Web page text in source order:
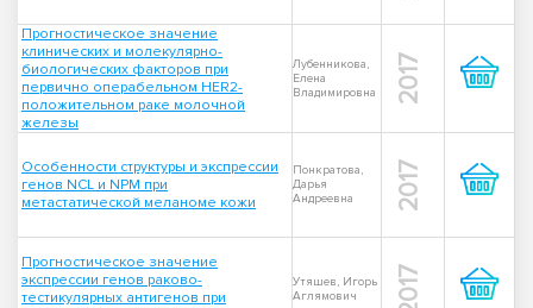
Прогностическое значение
клинических и молекулярно-
биологических факторов при
первично операбельном HER2-
положительном раке молочной
железы
Лубенникова,
Елена
Владимировна
2017
Особенности структуры и экспрессии
генов NCL и NPM при
метастатической меланоме кожи
Понкратова,
Дарья
Андреевна
2017
Прогностическое значение
экспрессии генов раково-
тестикулярных антигенов при
Утяшев, Игорь
Аглямович
2017